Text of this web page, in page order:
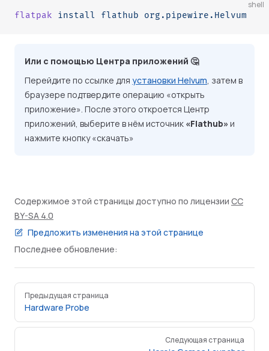
shell
flatpak install flathub org.pipewire.Helvum
Или с помощью Центра приложений 🤔
Перейдите по ссылке для установки Helvum, затем в
браузере подтвердите операцию «открыть
приложение». После этого откроется Центр
приложений, выберите в нём источник «Flathub» и
нажмите кнопку «скачать»
Содержимое этой страницы доступно по лицензии CC
BY-SA 4.0
Предложить изменения на этой странице
Последнее обновление:
PagerПредыдущая страница
Hardware Probe
Следующая страница